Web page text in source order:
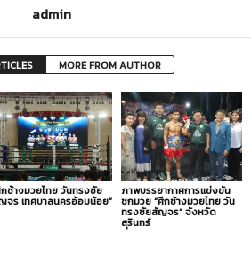
admin
MORE FROM AUTHOR
กช้างมวยไทย วันทรงชัย
จร เทศบาลนครอ้อมน้อย”
ภาพบรรยากาศการแข่งขัน
ชกมวย “ศึกช้างมวยไทย วัน
ทรงชัยสัญจร” จังหวัด
สุรินทร์